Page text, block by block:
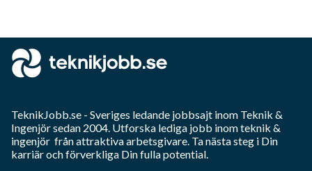
TeknikJobb.se - Sveriges ledande jobbsajt inom Teknik &
Ingenjörsedan 2004. Utforska lediga jobb inomteknik &
ingenjör från attraktiva arbetsgivare. Ta nästa steg i Din
karriär och förverkliga Din fulla potential.